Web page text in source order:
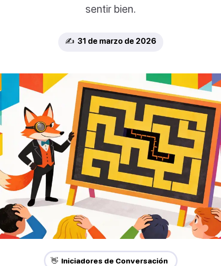
sentir bien.
✍️ 31 de marzo de 2026
👋 Iniciadores de Conversación